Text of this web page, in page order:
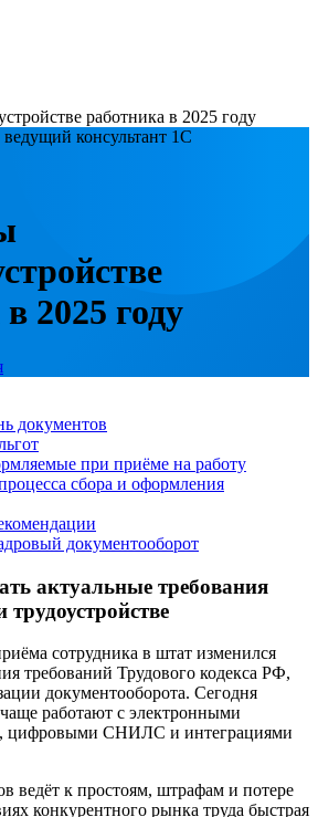
работника в 2025 году
консультант 1С
2025 году
документов
при приёме на работу
сбора и оформления
документооборот
актуальные требования
сотрудника в штат изменился
требований Трудового кодекса РФ,
документооборота. Сегодня
работают с электронными
цифровыми СНИЛС и интеграциями
ведёт к простоям, штрафам и потере
конкурентного рынка труда быстрая